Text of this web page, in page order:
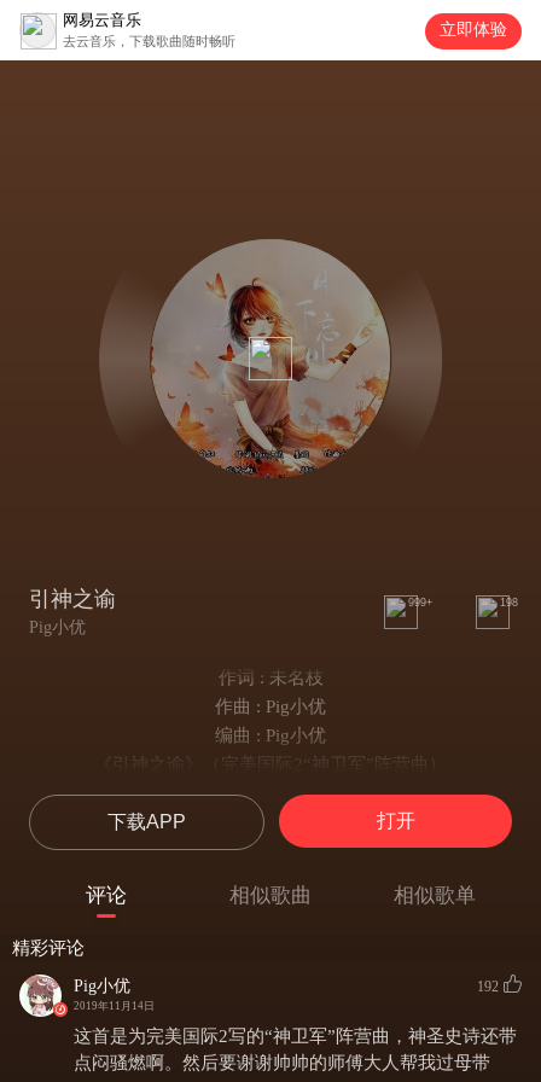
网易云音乐
去云音乐，下载歌曲随时畅听
立即体验
引神之谕
Pig小优
999+ 198
作词 : 未名枝
作曲 : Pig小优
编曲 : Pig小优
《引神之谕》（完美国际2“神卫军”阵营曲）
作词：未名枝
作曲：Pig小优
编曲：Pig小优
混音：Pig小优
当信仰不灭 诸神眷顾
引众生虔诚守护
下载APP 打开
评论 相似歌曲 相似歌单
精彩评论
Pig小优
2019年11月14日
192
这首是为完美国际2写的“神卫军”阵营曲，神圣史诗还带
点闷骚燃啊。然后要谢谢帅帅的师傅大人帮我过母带